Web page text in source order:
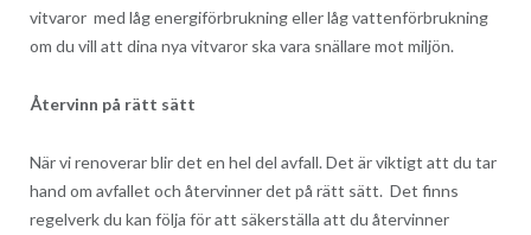
vitvaror med låg energiförbrukning eller låg vattenförbrukning
om du vill att dina nya vitvaror ska vara snällare mot miljön.
Återvinn på rätt sätt
När vi renoverar blir det en hel del avfall. Det är viktigt att du tar
hand om avfallet och återvinner det på rätt sätt. Det finns
regelverk du kan följa för att säkerställa att du återvinner